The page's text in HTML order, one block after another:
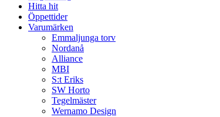
Hitta hit
Öppettider
Varumärken
Emmaljunga torv
Nordanå
Alliance
MBI
S:t Eriks
SW Horto
Tegelmäster
Wernamo Design